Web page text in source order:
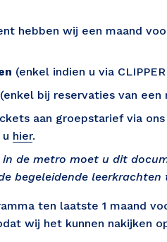
hebben wij een maand
(enkel indien u via
(enkel bij reservaties van
aan groepstarief via
hier.
in de metro moet u dit
begeleidende
ten laatste 1 maand
wij het kunnen nakijken